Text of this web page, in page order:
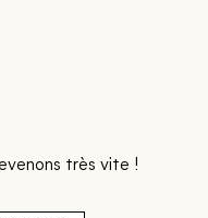
très vite !